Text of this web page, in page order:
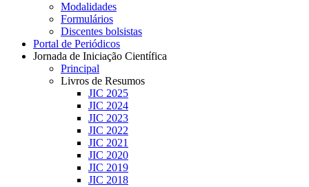
Modalidades
Formulários
Discentes bolsistas
Portal de Periódicos
Jornada de Iniciação Científica
Principal
Livros de Resumos
JIC 2025
JIC 2024
JIC 2023
JIC 2022
JIC 2021
JIC 2020
JIC 2019
JIC 2018